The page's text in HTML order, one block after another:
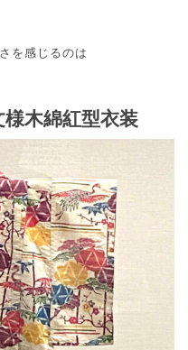
を感じるのは
木綿紅型衣装